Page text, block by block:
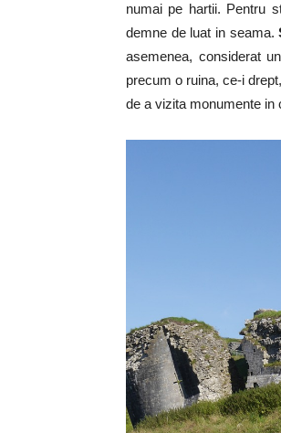
numai pe hartii. Pentru
demne de luat in seama.
asemenea, considerat
precum o ruina, ce-i
de a vizita monumente in